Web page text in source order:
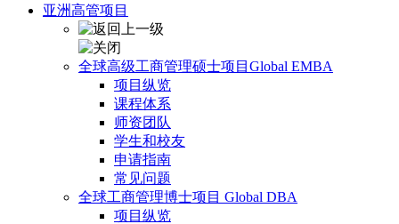
亚洲高管项目
全球高级工商管理硕士项目Global EMBA
项目纵览
课程体系
师资团队
学生和校友
申请指南
常见问题
全球工商管理博士项目 Global DBA
项目纵览